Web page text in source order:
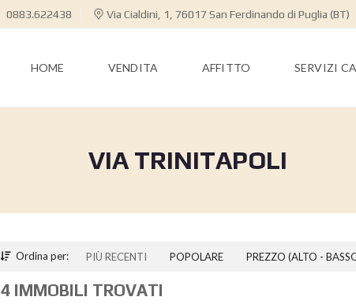
0883.622438 Via Cialdini, 1, 76017 San Ferdinando di Puglia (BT)
HOME VENDITA AFFITTO SERVIZI
VIA TRINITAPOLI
Ordina per: PIÙ RECENTI POPOLARE PREZZO (ALTO -
4 IMMOBILI TROVATI